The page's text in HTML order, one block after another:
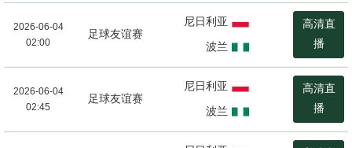
2026-06-04
02:00
足球友谊赛
尼日利亚
波兰
高清直
播
2026-06-04
02:45
足球友谊赛
尼日利亚
波兰
高清直
播